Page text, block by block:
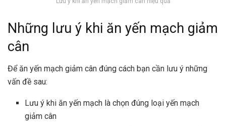
Những lưu ý khi ăn yến mạch giảm
cân
Để ăn yến mạch giảm cân đúng cách bạn cần lưu ý những
vấn đề sau:
Lưu ý khi ăn yến mạch là chọn đúng loại yến mạch
giảm cân